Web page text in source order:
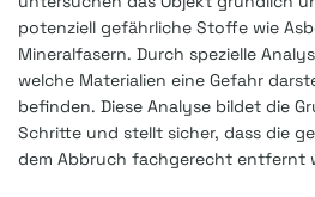
potenziell gefährliche Stoffe wie
Mineralfasern. Durch spezielle
welche Materialien eine Gefahr
befinden. Diese Analyse bildet die
Schritte und stellt sicher, dass die
dem Abbruch fachgerecht entfernt